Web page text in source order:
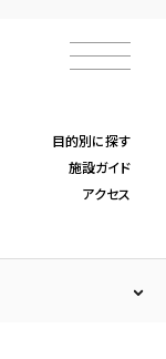
目的別に探す
施設ガイド
アクセス